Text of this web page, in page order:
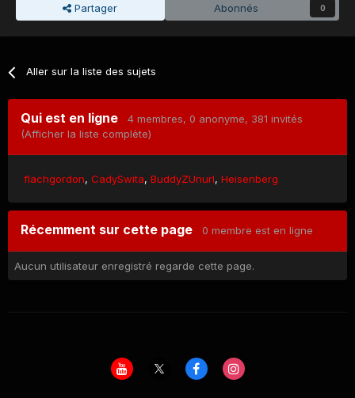
Partager Abonnés 0
Aller sur la liste des sujets
Qui est en ligne 4 membres, 0 anonyme, 381 invités
(Afficher la liste complète)
flachgordon CadySwita BuddyZUnurl Heisenberg
Récemment sur cette page 0 membre est en ligne
Aucun utilisateur enregistré regarde cette page.